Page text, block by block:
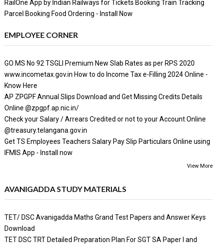
RailOne App by Indian Railways for Tickets Booking Train Tracking
Parcel Booking Food Ordering - Install Now
EMPLOYEE CORNER
GO MS No 92 TSGLI Premium New Slab Rates as per RPS 2020
www.incometax.gov.in How to do Income Tax e-Filling 2024 Online -
Know Here
AP ZPGPF Annual Slips Download and Get Missing Credits Details
Online @zpgpf.ap.nic.in/
Check your Salary / Arrears Credited or not to your Account Online
@treasury.telangana.gov.in
Get TS Employees Teachers Salary Pay Slip Particulars Online using
IFMIS App - Install now
View More
AVANIGADDA STUDY MATERIALS
TET/ DSC Avanigadda Maths Grand Test Papers and Answer Keys
Download
TET DSC TRT Detailed Preparation Plan For SGT SA Paper I and